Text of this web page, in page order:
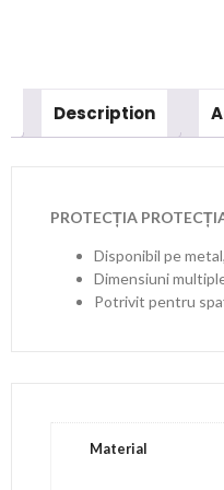
Description
PROTECȚIA
Disponibil pe
Dimensiuni
Potrivit pentru
Material